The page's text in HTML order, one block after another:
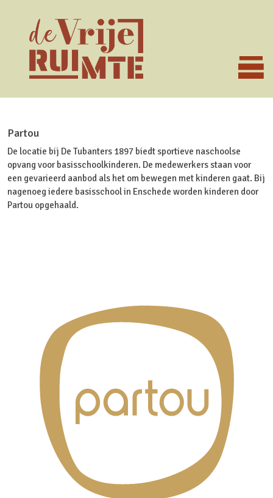
Partou
De locatie bij De Tubanters 1897 biedt sportieve naschoolse
opvang voor basisschoolkinderen. De medewerkers staan voor
een gevarieerd aanbod als het om bewegen met kinderen gaat. Bij
nagenoeg iedere basisschool in Enschede worden kinderen door
Partou opgehaald.